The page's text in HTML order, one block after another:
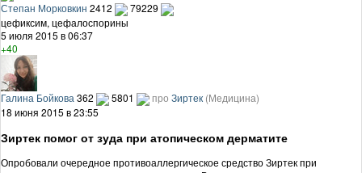
Степан Морковкин 2412
79229
цефиксим, цефалоспорины
5 июля 2015 в 06:37
+40
Галина Бойкова 362 5801 про Зиртек (Медицина)
18 июня 2015 в 23:55
Зиртек помог от зуда при атопическом дерматите
Опробовали очередное противоаллергическое средство Зиртек при